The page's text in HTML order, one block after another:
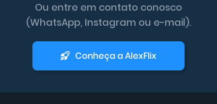
Ou entre em contato conosco
(WhatsApp, Instagram ou e-mail).
Conheça a AlexFlix